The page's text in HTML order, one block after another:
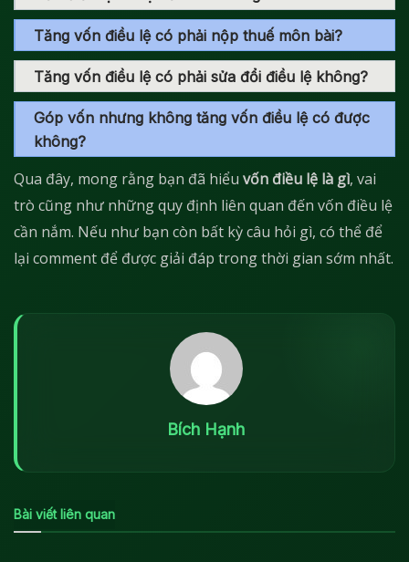
Tăng vốn điều lệ có phải nộp thuế môn bài?
Tăng vốn điều lệ có phải sửa đổi điều lệ không?
Góp vốn nhưng không tăng vốn điều lệ có được
không?
Qua đây, mong rằng bạn đã hiểu vốn điều lệ là gì, vai
trò cũng như những quy định liên quan đến vốn điều lệ
cần nắm. Nếu như bạn còn bất kỳ câu hỏi gì, có thể để
lại comment để được giải đáp trong thời gian sớm nhất.
Bích Hạnh
Bài viết liên quan
KIẾN THỨC TÀI CHÍNH